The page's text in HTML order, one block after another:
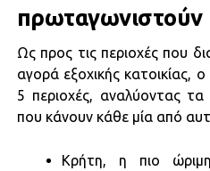
πρωταγωνιστούν
Ως προς τις περιοχές που
αγορά εξοχικής κατοικίας,
5 περιοχές, αναλύοντας τα
που κάνουν κάθε μία από
Κρήτη, η πιο